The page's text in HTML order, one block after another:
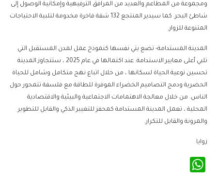
ومجموعة من المطاعم والعديد من المرافق الترفيهية وإمكانية الوصول إلى
شاطئ البحر. كما سيدير المنتجع 132 شقة فاخرة مخدومة لتلبية الاحتياجات
المتنوعة للزوار.
المدينة المستدامة- تضع يتي نفسها كنموذج عمل لمدن المستقبل التي
تلبي أعلى معايير الاستدامة. عند اكتمالها في عام 2025 ، ستتجاوز المدينة
تحسين نوعية الحياة لسكانها ، من خلال اتباع نهج متكامل وشامل للحياة
الحضرية ودمج التصاميم الخضراء الموفرة للطاقة مع فلسفة تتمحور حول
الناس. من خلال معالجة الاهتمامات الاجتماعية والبيئية والاقتصادية
المحلية ، تعمل المدينة المستدامة كمحفز للتغيير الذكي والقابل للتطوير
والمرونة والقابل للتكرار.
زوايا